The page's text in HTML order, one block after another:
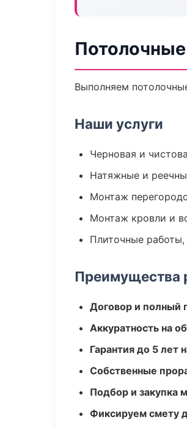
Выполняем
Наши услуги
Черновая и
Натяжные и
Монтаж
Монтаж кровли и
Плиточные
Преимущества
Договор и полный
Аккуратность на
Гарантия до 5 лет
Собственные
Подбор и закупка
Фиксируем смету